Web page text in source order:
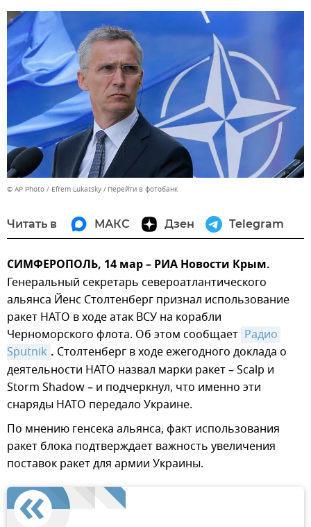
© AP Photo / Efrem Lukatsky Перейти в фотобанк
Читать в МАКС Дзен Telegram
СИМФЕРОПОЛЬ, 14 мар – РИА Новости Крым.
Генеральный секретарь североатлантического
альянса Йенс Столтенберг признал использование
ракет НАТО в ходе атак ВСУ на корабли
Черноморского флота. Об этом сообщает Радио
Sputnik . Столтенберг в ходе ежегодного доклада о
деятельности НАТО назвал марки ракет – Scalp и
Storm Shadow – и подчеркнул, что именно эти
снаряды НАТО передало Украине.
По мнению генсека альянса, факт использования
ракет блока подтверждает важность увеличения
поставок ракет для армии Украины.